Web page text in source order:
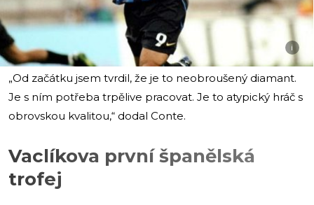
i
„Od začátku jsem tvrdil, že je to neobroušený diamant.
Je s ním potřeba trpělive pracovat. Je to atypický hráč s
obrovskou kvalitou,“ dodal Conte.
Vaclíkova první španělská
trofej